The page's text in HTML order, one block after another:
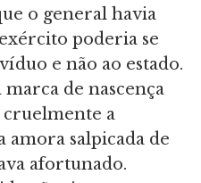
o general havia
poderia se
e não ao estado.
de nascença
cruelmente a
amora salpicada de
afortunado.